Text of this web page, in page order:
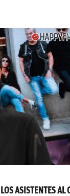
LOS ASISTENTES AL